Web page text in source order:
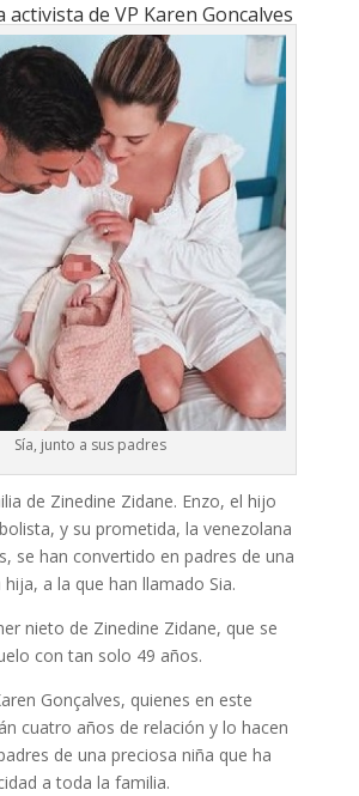
activista de VP Karen Goncalves
Sía, junto a sus padres
de Zinedine Zidane. Enzo, el hijo
y su prometida, la venezolana
se han convertido en padres de una
a la que han llamado Sia.
nieto de Zinedine Zidane, que se
con tan solo 49 años.
Gonçalves, quienes en este
cuatro años de relación y lo hacen
de una preciosa niña que ha
a toda la familia.